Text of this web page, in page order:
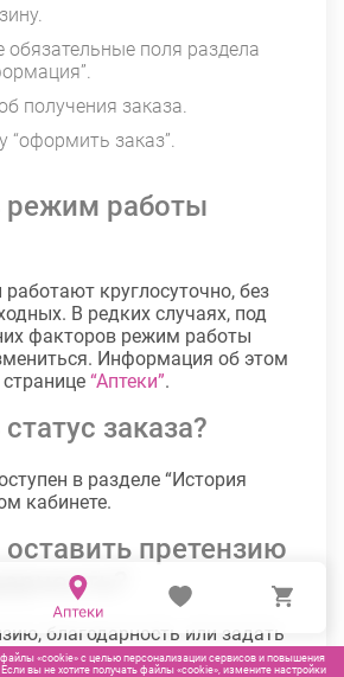
обязательные поля раздела
получения заказа.
“оформить заказ”.
режим работы
круглосуточно, без
В редких случаях, под
факторов режим работы
Информация об этом
“Аптеки”.
заказа?
в разделе “История
кабинете.
претензию
благодарность или задать
отзывы, расположенный
«cookie» с целью персонализации сервисов и повышения
вы не хотите получать файлы «cookie», измените настройки